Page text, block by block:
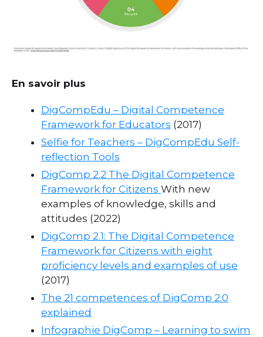
En savoir plus
DigCompEdu – Digital Competence
Framework for Educators (2017)
Selfie for Teachers – DigCompEdu Self-
reflection Tools
DigComp 2.2 The Digital Competence
Framework for Citizens With new
examples of knowledge, skills and
attitudes (2022)
DigComp 2.1: The Digital Competence
Framework for Citizens with eight
proficiency levels and examples of use
(2017)
The 21 competences of DigComp 2.0
explained
Infographie DigComp – Learning to swim